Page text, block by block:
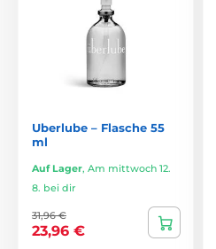
Uberlube – Flasche 55
ml
Auf Lager, Am mittwoch 12.
8. bei dir
31,96 €
23,96 €